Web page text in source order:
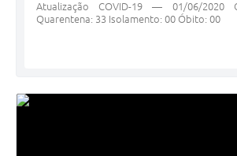
Atualização COVID-19 — 01/06/2020
Quarentena: 33 Isolamento: 00 Óbito: 00